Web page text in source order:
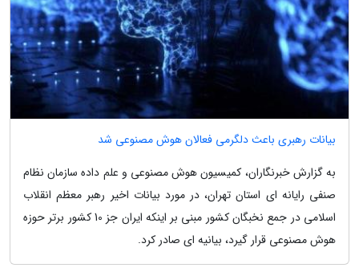
بیانات رهبری باعث دلگرمی فعالان هوش مصنوعی شد
به گزارش خبرنگاران، کمیسیون هوش مصنوعی و علم داده سازمان نظام
صنفی رایانه ای استان تهران، در مورد بیانات اخیر رهبر معظم انقلاب
اسلامی در جمع نخبگان کشور مبنی بر اینکه ایران جز 10 کشور برتر حوزه
هوش مصنوعی قرار گیرد، بیانیه ای صادر کرد.